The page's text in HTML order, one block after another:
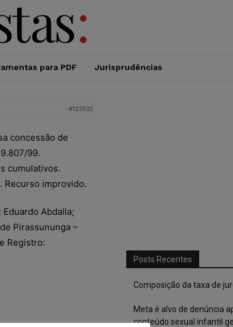
para PDF Jurisprudências
#123532
concessão de
99.
cumulativos.
Recurso improvido.
Abdalla;
Pirassununga –
Registro:
Posts Recentes
Composição da taxa de
Meta é alvo de denúncia
conteúdo sexual infantil